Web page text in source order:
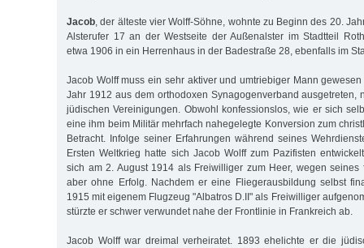
Jacob, der älteste vier Wolff-Söhne, wohnte zu Beginn des 20.
Alsterufer 17 an der Westseite der Außenalster im Stadtteil
etwa 1906 in ein Herrenhaus in der Badestraße 28, ebenfalls im
Jacob Wolff muss ein sehr aktiver und umtriebiger Mann
Jahr 1912 aus dem orthodoxen Synagogenverband ausgetreten,
jüdischen Vereinigungen. Obwohl konfessionslos, wie er sich
eine ihm beim Militär mehrfach nahegelegte Konversion zum
Betracht. Infolge seiner Erfahrungen während seines
Ersten Weltkrieg hatte sich Jacob Wolff zum Pazifisten
sich am 2. August 1914 als Freiwilliger zum Heer, wegen seines
aber ohne Erfolg. Nachdem er eine Fliegerausbildung selbst
1915 mit eigenem Flugzeug "Albatros D.II" als Freiwilliger
stürzte er schwer verwundet nahe der Frontlinie in Frankreich ab.
Jacob Wolff war dreimal verheiratet. 1893 ehelichte er die